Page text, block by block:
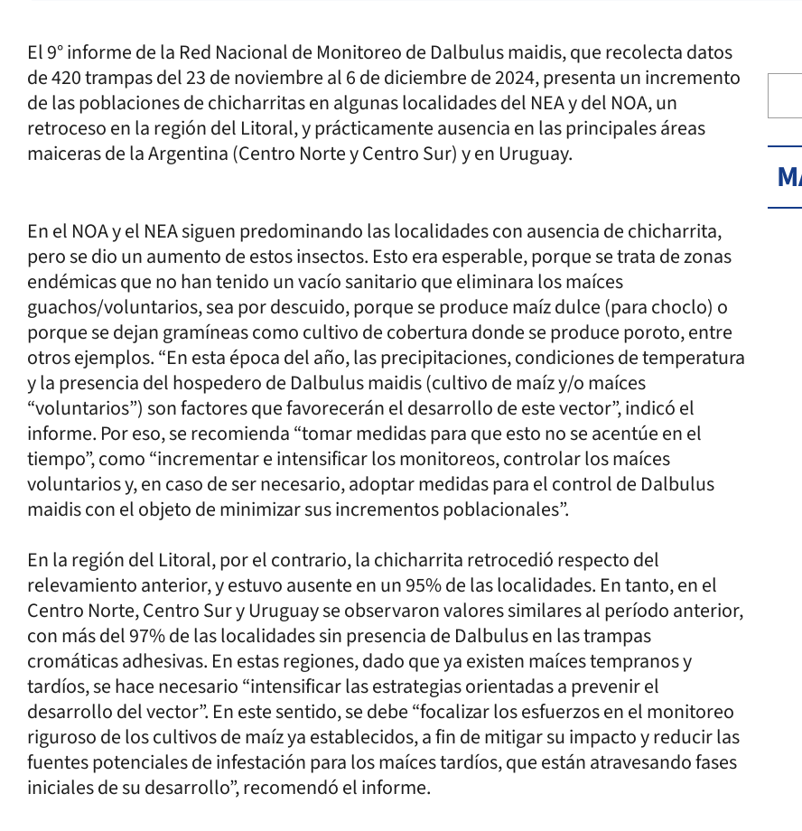
El 9° informe de la Red Nacional de Monitoreo de Dalbulus maidis, que recolecta datos
de 420 trampas del 23 de noviembre al 6 de diciembre de 2024, presenta un incremento
de las poblaciones de chicharritas en algunas localidades del NEA y del NOA, un
retroceso en la región del Litoral, y prácticamente ausencia en las principales áreas
maiceras de la Argentina (Centro Norte y Centro Sur) y en Uruguay.
En el NOA y el NEA siguen predominando las localidades con ausencia de chicharrita,
pero se dio un aumento de estos insectos. Esto era esperable, porque se trata de zonas
endémicas que no han tenido un vacío sanitario que eliminara los maíces
guachos/voluntarios, sea por descuido, porque se produce maíz dulce (para choclo) o
porque se dejan gramíneas como cultivo de cobertura donde se produce poroto, entre
otros ejemplos. “En esta época del año, las precipitaciones, condiciones de temperatura
y la presencia del hospedero de Dalbulus maidis (cultivo de maíz y/o maíces
“voluntarios”) son factores que favorecerán el desarrollo de este vector”, indicó el
informe. Por eso, se recomienda “tomar medidas para que esto no se acentúe en el
tiempo”, como “incrementar e intensificar los monitoreos, controlar los maíces
voluntarios y, en caso de ser necesario, adoptar medidas para el control de Dalbulus
maidis con el objeto de minimizar sus incrementos poblacionales”.
En la región del Litoral, por el contrario, la chicharrita retrocedió respecto del
relevamiento anterior, y estuvo ausente en un 95% de las localidades. En tanto, en el
Centro Norte, Centro Sur y Uruguay se observaron valores similares al período anterior,
con más del 97% de las localidades sin presencia de Dalbulus en las trampas
cromáticas adhesivas. En estas regiones, dado que ya existen maíces tempranos y
tardíos, se hace necesario “intensificar las estrategias orientadas a prevenir el
desarrollo del vector”. En este sentido, se debe “focalizar los esfuerzos en el monitoreo
riguroso de los cultivos de maíz ya establecidos, a fin de mitigar su impacto y reducir las
fuentes potenciales de infestación para los maíces tardíos, que están atravesando fases
iniciales de su desarrollo”, recomendó el informe.